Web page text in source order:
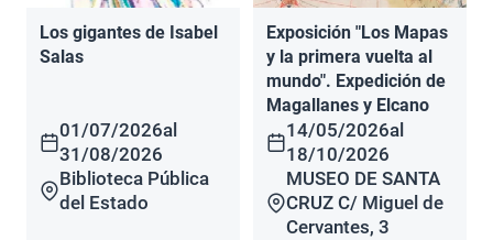
Los gigantes de Isabel
Salas
01/07/2026al
31/08/2026
Biblioteca Pública
del Estado
Exposición "Los Mapas
y la primera vuelta al
mundo". Expedición de
Magallanes y Elcano
14/05/2026al
18/10/2026
MUSEO DE SANTA
CRUZ C/ Miguel de
Cervantes, 3